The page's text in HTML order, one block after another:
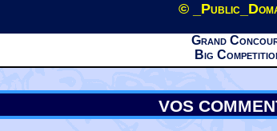
©
Grand
Big
VOS